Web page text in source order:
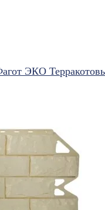
ЭКО